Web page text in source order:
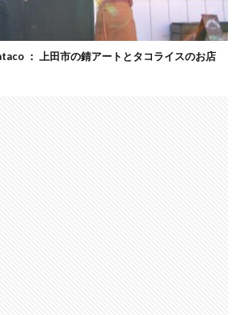
： 上田市の錆アートとタコライスのお店